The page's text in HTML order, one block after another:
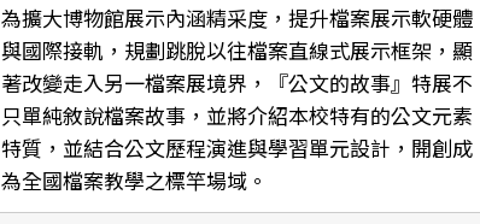
為擴大博物館展示內涵精采度，提升檔案展示軟硬體
與國際接軌，規劃跳脫以往檔案直線式展示框架，顯
著改變走入另一檔案展境界，『公文的故事』特展不
只單純敘說檔案故事，並將介紹本校特有的公文元素
特質，並結合公文歷程演進與學習單元設計，開創成
為全國檔案教學之標竿場域。